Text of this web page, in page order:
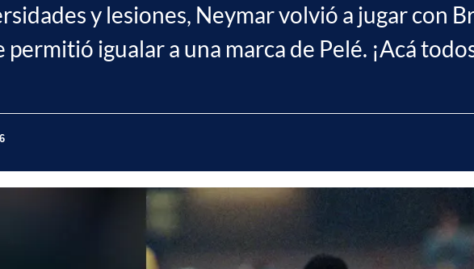
y lesiones, Neymar volvió a jugar con
igualar a una marca de Pelé. ¡Acá